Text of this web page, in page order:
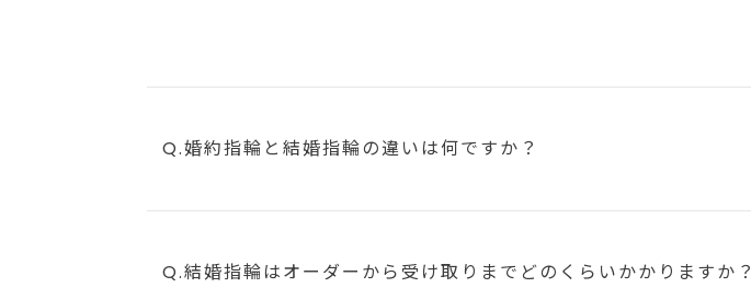
Q.婚約指輪と結婚指輪の違いは何ですか？
Q.結婚指輪はオーダーから受け取りまで どのくらいかかりますか？